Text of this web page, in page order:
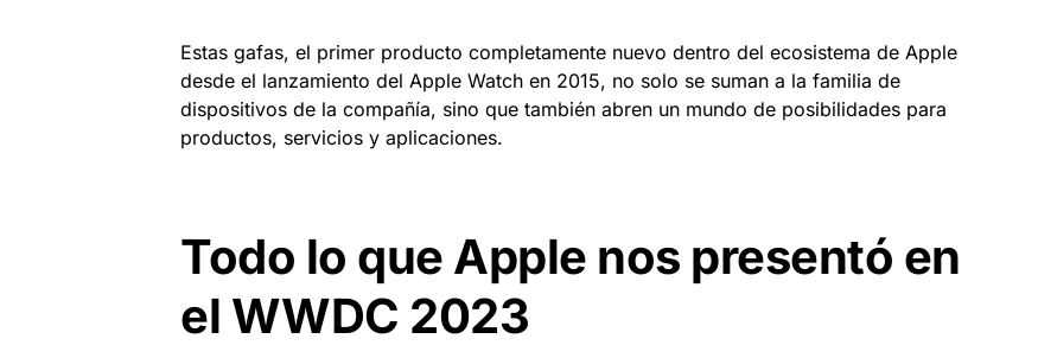
Estas gafas, el primer producto completamente nuevo dentro del ecosistema de Apple
desde el lanzamiento del Apple Watch en 2015, no solo se suman a la familia de
dispositivos de la compañía, sino que también abren un mundo de posibilidades para
productos, servicios y aplicaciones.
Todo lo que Apple nos presentó en
el WWDC 2023